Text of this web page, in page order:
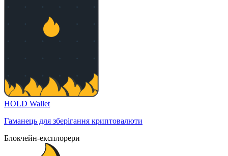
HOLD Wallet
Гаманець для зберігання криптовалюти
Блокчейн-експлорери